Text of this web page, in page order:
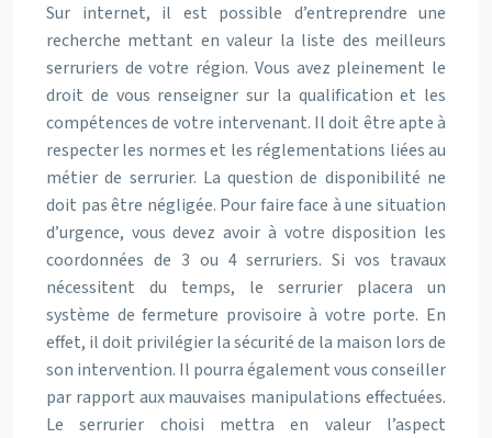
Sur internet, il est possible d’entreprendre une
recherche mettant en valeur la liste des meilleurs
serruriers de votre région. Vous avez pleinement le
droit de vous renseigner sur la qualification et les
compétences de votre intervenant. Il doit être apte à
respecter les normes et les réglementations liées au
métier de serrurier. La question de disponibilité ne
doit pas être négligée. Pour faire face à une situation
d’urgence, vous devez avoir à votre disposition les
coordonnées de 3 ou 4 serruriers. Si vos travaux
nécessitent du temps, le serrurier placera un
système de fermeture provisoire à votre porte. En
effet, il doit privilégier la sécurité de la maison lors de
son intervention. Il pourra également vous conseiller
par rapport aux mauvaises manipulations effectuées.
Le serrurier choisi mettra en valeur l’aspect